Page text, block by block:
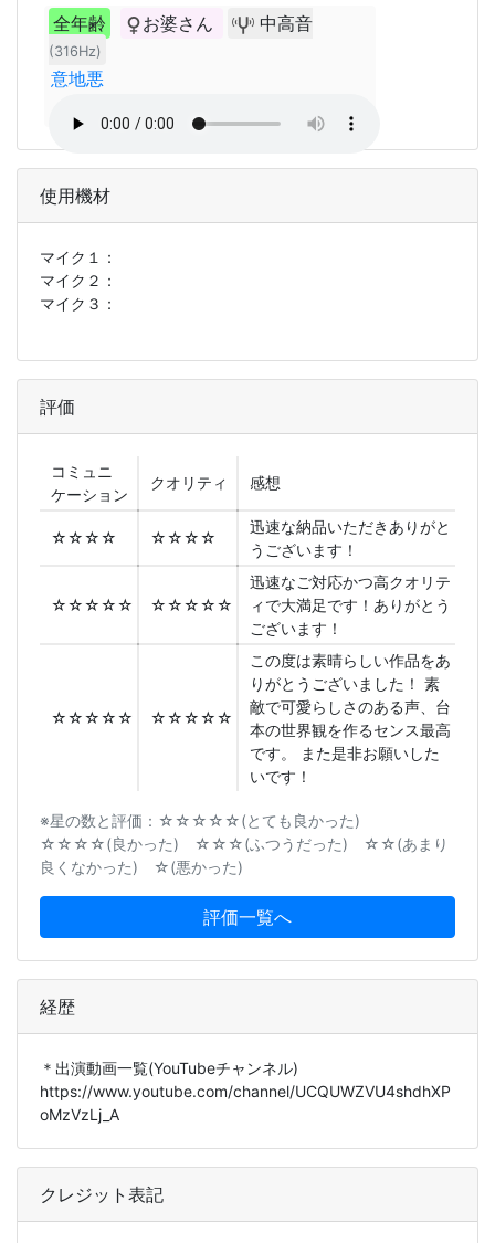
全年齢 お婆さん 中高音
(316Hz)
意地悪
使用機材
マイク１：
マイク２：
マイク３：
評価
コミュニ
ケーション
クオリティ 感想
☆☆☆☆ ☆☆☆☆
迅速な納品いただきありがと
うございます！
☆☆☆☆☆ ☆☆☆☆☆
迅速なご対応かつ高クオリテ
ィで大満足です！ありがとう
ございます！
☆☆☆☆☆ ☆☆☆☆☆
この度は素晴らしい作品をあ
りがとうございました！ 素
敵で可愛らしさのある声、台
本の世界観を作るセンス最高
です。 また是非お願いした
いです！
※星の数と評価：☆☆☆☆☆(とても良かった)
☆☆☆☆(良かった) ☆☆☆(ふつうだった) ☆☆(あまり
良くなかった) ☆(悪かった)
評価一覧へ
経歴
＊出演動画一覧(YouTubeチャンネル)
https://www.youtube.com/channel/UCQUWZVU4shdhXP
oMzVzLj_A
クレジット表記